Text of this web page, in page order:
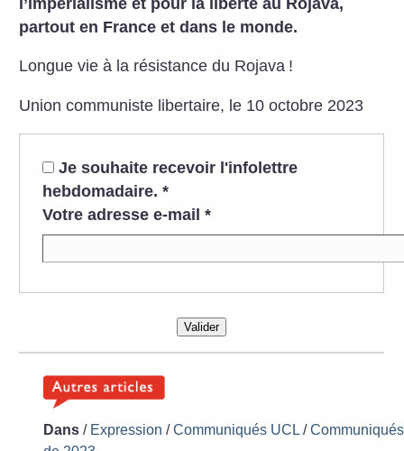
partout en France et dans le monde.
Longue vie à la résistance du Rojava !
Union communiste libertaire, le 10 octobre 2023
Je souhaite recevoir l'infolettre
hebdomadaire. *
Votre adresse e-mail *
Valider
Dans / Expression /Communiqués UCL /Communiqués